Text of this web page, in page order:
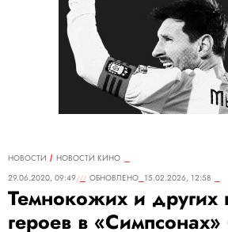
НОВОСТИ
НОВОСТИ КИНО
29.06.2020, 09:49
ОБНОВЛЕНО 15.02.2026, 12:58
Темнокожих и других
героев в